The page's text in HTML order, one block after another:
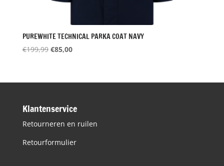
PUREWHITE TECHNICAL PARKA COAT NAVY
€199,99 Oorspronkelijke
€199,99.
€85,00Huidige
€85,00.
Klantenservice
Retourneren en ruilen
Retourformulier